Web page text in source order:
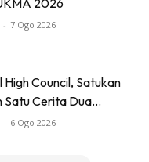
- 7 Ogo 2026
High Council, Satukan
Satu Cerita Dua...
- 6 Ogo 2026